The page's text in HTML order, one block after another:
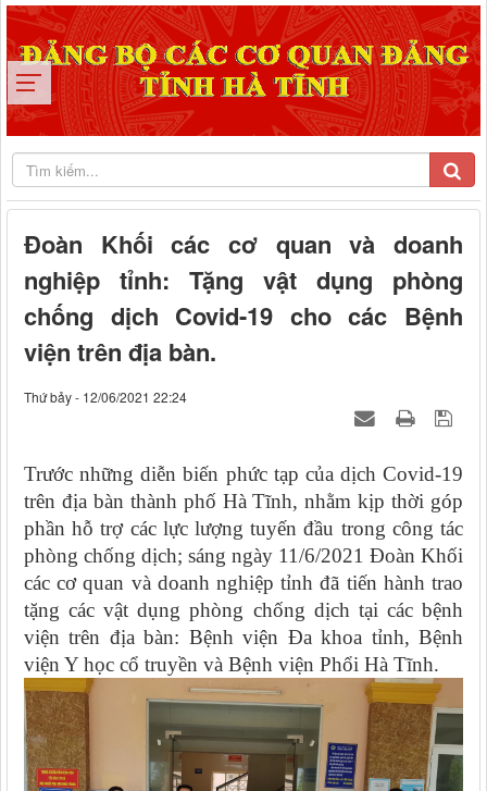
Đoàn Khối các cơ quan và doanh
nghiệp tỉnh: Tặng vật dụng phòng
chống dịch Covid-19 cho các Bệnh
viện trên địa bàn.
Thứ bảy - 12/06/2021 22:24
Trước những diễn biến phức tạp của dịch Covid-19
trên địa bàn thành phố Hà Tĩnh, nhằm kịp thời góp
phần hỗ trợ các lực lượng tuyến đầu trong công tác
phòng chống dịch; sáng ngày 11/6/2021 Đoàn Khối
các cơ quan và doanh nghiệp tỉnh đã tiến hành trao
tặng các vật dụng phòng chống dịch tại các bệnh
viện trên địa bàn: Bệnh viện Đa khoa tỉnh, Bệnh
viện Y học cổ truyền và Bệnh viện Phổi Hà Tĩnh.